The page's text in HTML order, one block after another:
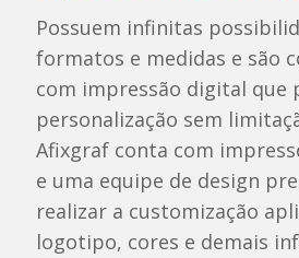
Possuem infinitas
formatos e medidas e são
com impressão digital que
personalização sem
Afixgraf conta com
e uma equipe de design
realizar a customização
logotipo, cores e demais